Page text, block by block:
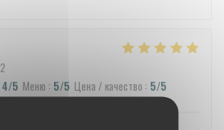
4/5 Меню : 5/5 Цена / качество : 5/5